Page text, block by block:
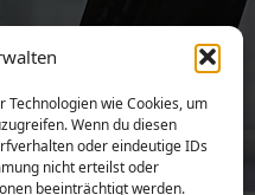
wie Cookies, um
Wenn du diesen
oder eindeutige IDs
nicht erteilst oder
beeinträchtigt werden.